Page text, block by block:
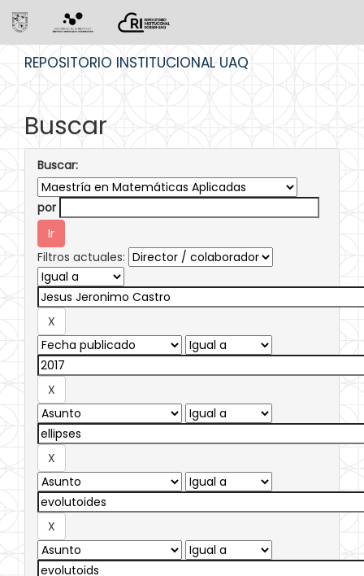
REPOSITORIO INSTITUCIONAL UAQ
Buscar
Buscar:
por
Filtros actuales: